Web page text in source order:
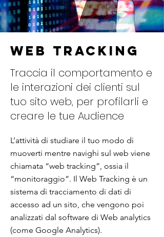
Web Tracking
Traccia il comportamento e
le interazioni dei clienti sul
tuo sito web, per profilarli e
creare le tue Audience
L’attività di studiare il tuo modo di
muoverti mentre navighi sul web viene
chiamata “web tracking”, ossia il
“monitoraggio”. Il Web Tracking è un
sistema di tracciamento di dati di
accesso ad un sito, che vengono poi
analizzati dal software di Web analytics
(come Google Analytics).